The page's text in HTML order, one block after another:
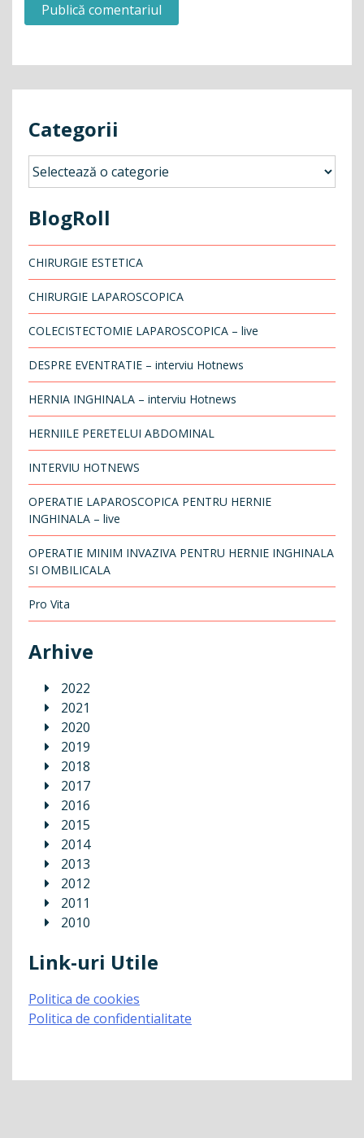
Categorii
Categorii
BlogRoll
CHIRURGIE ESTETICA
CHIRURGIE LAPAROSCOPICA
COLECISTECTOMIE LAPAROSCOPICA – live
DESPRE EVENTRATIE – interviu Hotnews
HERNIA INGHINALA – interviu Hotnews
HERNIILE PERETELUI ABDOMINAL
INTERVIU HOTNEWS
OPERATIE LAPAROSCOPICA PENTRU HERNIE
INGHINALA – live
OPERATIE MINIM INVAZIVA PENTRU HERNIE INGHINALA
SI OMBILICALA
Pro Vita
Arhive
2022
2021
2020
2019
2018
2017
2016
2015
2014
2013
2012
2011
2010
Link-uri Utile
Politica de cookies
Politica de confidentialitate